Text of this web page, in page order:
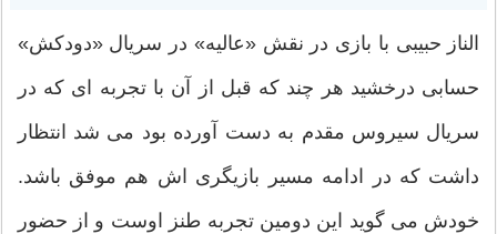
الناز حبیبی با بازی در نقش «عالیه» در سریال «دودکش»
حسابی درخشید هر چند که قبل از آن با تجربه ای که در
سریال سیروس مقدم به دست آورده بود می شد انتظار
داشت که در ادامه مسیر بازیگری اش هم موفق باشد.
خودش می گوید این دومین تجربه طنز اوست و از حضور